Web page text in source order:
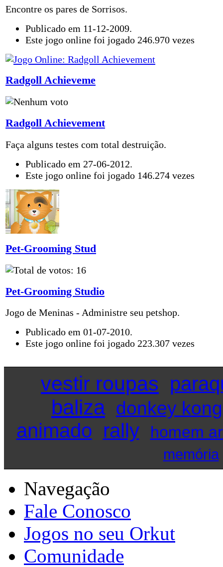
Encontre os pares de Sorrisos.
Publicado em 11-12-2009.
Este jogo online foi jogado 246.970 vezes
Radgoll Achieveme
Radgoll Achievement
Faça alguns testes com total destruição.
Publicado em 27-06-2012.
Este jogo online foi jogado 146.274 vezes
Pet-Grooming Stud
Pet-Grooming Studio
Jogo de Meninas - Administre seu petshop.
Publicado em 01-07-2010.
Este jogo online foi jogado 223.307 vezes
vestir roupas
baliza donkey kong
animado rally homem
memória
Navegação
Fale Conosco
Jogos no seu Orkut
Comunidade